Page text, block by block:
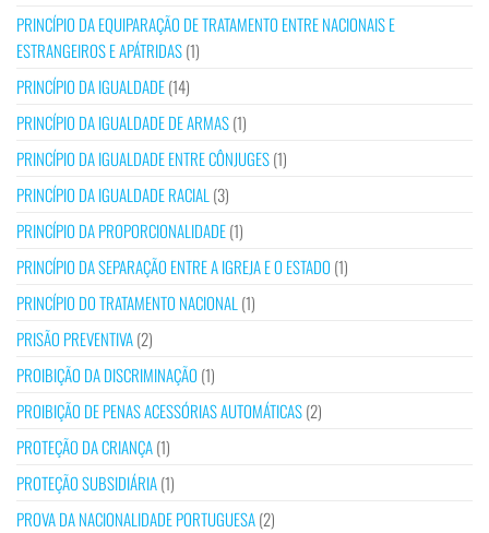
PRINCÍPIO DA EQUIPARAÇÃO DE TRATAMENTO ENTRE NACIONAIS E
ESTRANGEIROS E APÁTRIDAS(1)
PRINCÍPIO DA IGUALDADE(14)
PRINCÍPIO DA IGUALDADE DE ARMAS(1)
PRINCÍPIO DA IGUALDADE ENTRE CÔNJUGES(1)
PRINCÍPIO DA IGUALDADE RACIAL (3)
PRINCÍPIO DA PROPORCIONALIDADE(1)
PRINCÍPIO DA SEPARAÇÃO ENTRE A IGREJA E O ESTADO (1)
PRINCÍPIO DO TRATAMENTO NACIONAL (1)
PRISÃO PREVENTIVA(2)
PROIBIÇÃO DA DISCRIMINAÇÃO (1)
PROIBIÇÃO DE PENAS ACESSÓRIAS AUTOMÁTICAS(2)
PROTEÇÃO DA CRIANÇA(1)
PROTEÇÃO SUBSIDIÁRIA(1)
PROVA DA NACIONALIDADE PORTUGUESA(2)